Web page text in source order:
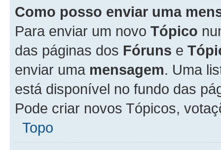
Como posso enviar uma
Para enviar um novo Tópico
das páginas dos Fóruns e
enviar uma mensagem. Uma
está disponível no fundo das
Pode criar novos Tópicos,
Topo